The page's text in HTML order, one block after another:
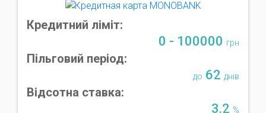
Кредитний ліміт:
0 - 100000 грн
Пільговий період:
до 62 днів
Відсотна ставка:
3.2 %